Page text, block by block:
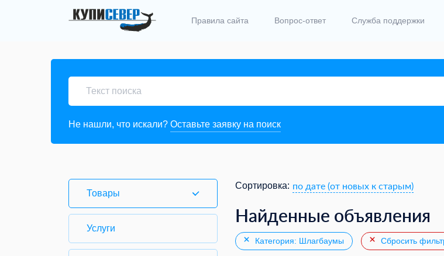
Правила сайта Вопрос-ответ Служба поддержки
Не нашли, что искали? Оставьте заявку на поиск
Товары
Услуги
Сортировка: по дате (от новых к старым)
Найденные объявления
Категория: Шлагбаумы Сбросить